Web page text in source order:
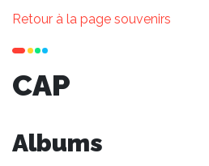
Retour à la page souvenirs
CAP
Albums